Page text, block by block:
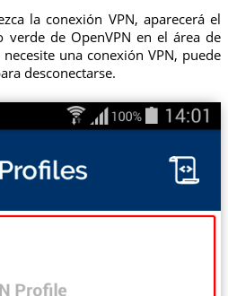
la conexión VPN, aparecerá el
de OpenVPN en el área de
una conexión VPN, puede
desconectarse.